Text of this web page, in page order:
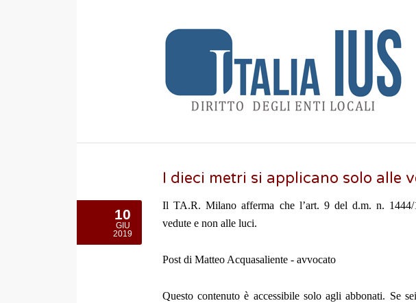
I dieci metri si applicano solo alle
10
GIU
2019
Il TA.R. Milano afferma che l’art. 9 del d.m. n. 1444/
vedute e non alle luci.
Post di Matteo Acquasaliente - avvocato
Questo contenuto è accessibile solo agli abbonati. Se